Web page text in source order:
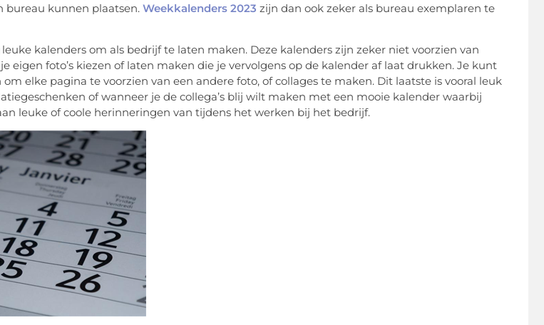
bureau kunnen plaatsen. Weekkalenders 2023 zijn dan ook zeker als bureau exemplaren te
kalenders om als bedrijf te laten maken. Deze kalenders zijn zeker niet voorzien van
eigen foto’s kiezen of laten maken die je vervolgens op de kalender af laat drukken. Je kunt
elke pagina te voorzien van een andere foto, of collages te maken. Dit laatste is vooral leuk
of wanneer je de collega’s blij wilt maken met een mooie kalender waarbij
leuke of coole herinneringen van tijdens het werken bij het bedrijf.